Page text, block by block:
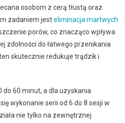
osobom z cerą tłustą oraz
zadaniem jesteliminacja martwych
porów, co znacząco wpływa
zdolności do łatwego przenikania
skutecznie redukuje trądzik i
do 60 minut, a dla uzyskania
wykonanie serii od 6 do 8 sesji w
nie tylko na zewnętrznej